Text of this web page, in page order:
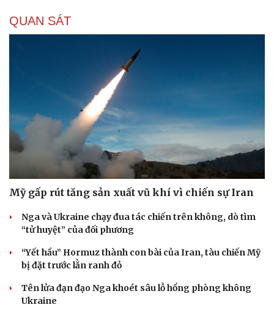
Du lịch
Tư vấn
check-in
Podcast
Cửa sổ tình yêu
QUAN SÁT
Mỹ gấp rút tăng sản xuất vũ khí vì chiến sự Iran
Nga và Ukraine chạy đua tác chiến trên không, dò tìm
“tử huyệt” của đối phương
“Yết hầu” Hormuz thành con bài của Iran, tàu chiến Mỹ
bị đặt trước lằn ranh đỏ
Tên lửa đạn đạo Nga khoét sâu lỗ hổng phòng không
Ukraine